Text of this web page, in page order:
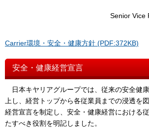
Senior Vice
Carrier環境・安全・健康方針 (PDF:372KB)
安全・健康経営宣言
日本キヤリアグループでは、従来の安全健
上し、経営トップから各従業員までの浸透を
経営宣言を制定し、安全・健康経営における
たすべき役割を明記しました。